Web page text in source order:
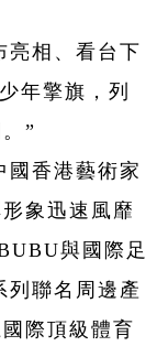
亮相、看台下
年擎旗，列
”
香港藝術家
象迅速風靡
與國際足
列聯名周邊產
際頂級體育